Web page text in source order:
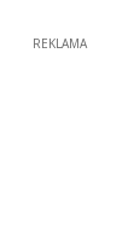
REKLAMA